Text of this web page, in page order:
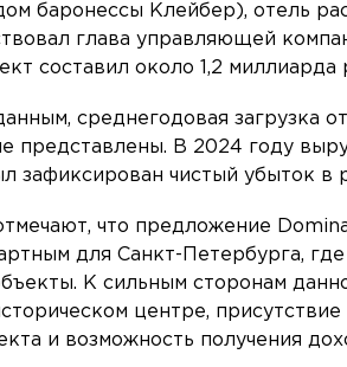
баронессы Клейбер), отель
глава управляющей
составил около 1,2 миллиарда
среднегодовая загрузка
представлены. В 2024 году
зафиксирован чистый убыток в
что предложение
для Санкт-Петербурга,
К сильным сторонам
центре,
и возможность получения